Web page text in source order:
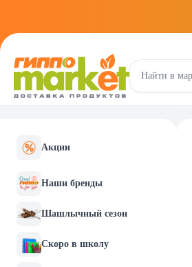
Акции
Наши бренды
Шашлычный сезон
Скоро в школу